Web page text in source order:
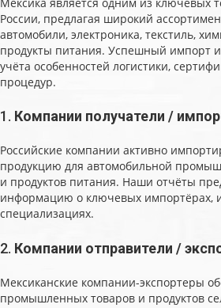
России, предлагая широкий
автомобили, электроника, текстиль,
продукты питания. Успешный импорт
учёта особенностей логистики,
процедур.
1. Компании получатели /
Российские компании активно
продукцию для автомобильной
и продуктов питания. Наши отчёты
информацию о ключевых импортёрах,
специализациях.
2. Компании отправители /
Мексиканские компании-экспортеры
промышленных товаров и продуктов